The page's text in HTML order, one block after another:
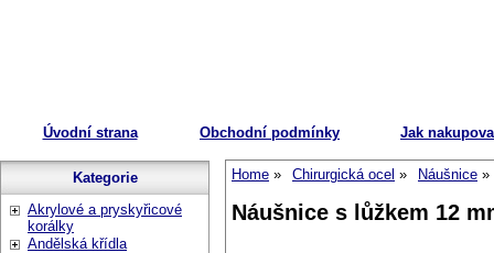
Úvodní strana Obchodní podmínky Jak
Home Chirurgická ocel Náušnice
Náušnice s lůžkem 12
Kategorie
Akrylové a pryskyřicové
korálky
Andělská křídla